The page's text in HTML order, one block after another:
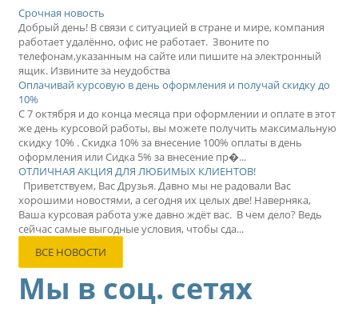
Срочная новость
Добрый день! В связи с ситуацией в стране и мире, компания
работает удалённо, офис не работает. Звоните по
телефонам,указанным на сайте или пишите на электронный
ящик. Извините за неудобства
Оплачивай курсовую в день оформления и получай скидку до
10%
С 7 октября и до конца месяца при оформлении и оплате в этот
же день курсовой работы, вы можете получить максимальную
скидку 10% . Скидка 10% за внесение 100% оплаты в день
оформления или Сидка 5% за внесение пр�...
ОТЛИЧНАЯ АКЦИЯ ДЛЯ ЛЮБИМЫХ КЛИЕНТОВ!
Приветствуем, Вас Друзья. Давно мы не радовали Вас
хорошими новостями, а сегодня их целых две! Наверняка,
Ваша курсовая работа уже давно ждёт вас. В чем дело? Ведь
сейчас самые выгодные условия, чтобы сда...
ВСЕ НОВОСТИ
Мы в соц. сетях